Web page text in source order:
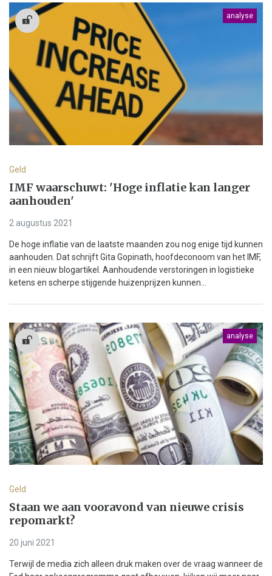
analyse
Geld
IMF waarschuwt: 'Hoge inflatie kan langer
aanhouden'
2 augustus 2021
De hoge inflatie van de laatste maanden zou nog enige tijd kunnen
aanhouden. Dat schrijft Gita Gopinath, hoofdeconoom van het IMF,
in een nieuw blogartikel. Aanhoudende verstoringen in logistieke
ketens en scherpe stijgende huizenprijzen kunnen...
analyse
Geld
Staan we aan vooravond van nieuwe crisis
repomarkt?
20 juni 2021
Terwijl de media zich alleen druk maken over de vraag wanneer de